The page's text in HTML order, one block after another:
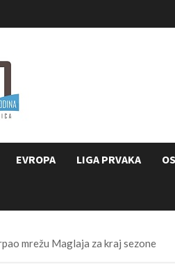
EVROPA LIGA PRVAKA
mrežu Maglaja za kraj sezone